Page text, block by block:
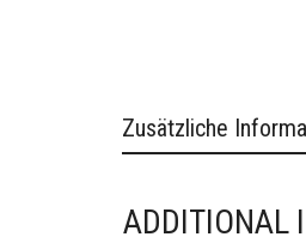
Zusätzliche
ADDITIONAL